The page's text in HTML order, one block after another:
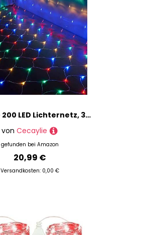
Cecaylie 200 LED Lichternetz, 3x2M LED Lichtervorhang, Lichterkette Netzlicht mit 8 Modi und Speicherfunktion, Lichternetz Außen IP44 Wasserdichte Lichter Netz-Bunt
von Cecaylie
gefunden bei Amazon
20,99 €
Versandkosten: 0,00 €